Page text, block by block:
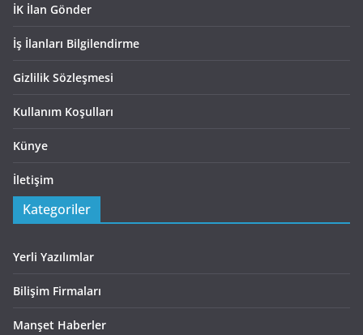
İK İlan Gönder
İş İlanları Bilgilendirme
Gizlilik Sözleşmesi
Kullanım Koşulları
Künye
İletişim
Kategoriler
Yerli Yazılımlar
Bilişim Firmaları
Manşet Haberler